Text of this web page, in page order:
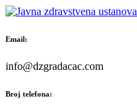
Skip
content
Email:
info@dzgradacac.com
Broj telefona: